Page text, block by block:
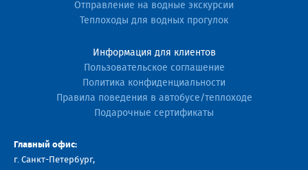
Отправление на водные экскурсии
Теплоходы для водных прогулок
Информация для клиентов
Пользовательское соглашение
Политика конфиденциальности
Правила поведения в автобусе/теплоходе
Подарочные сертификаты
Главный офис:
г. Санкт-Петербург,